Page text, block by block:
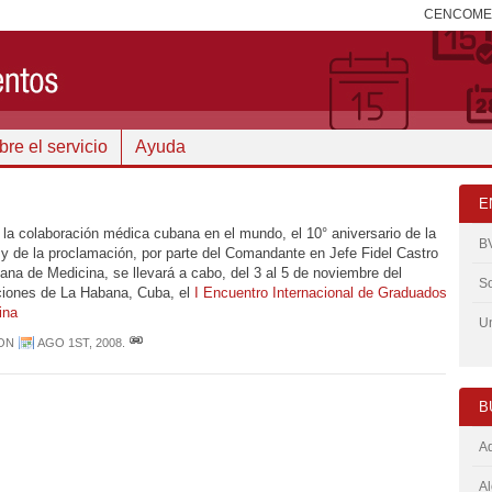
el servicio Ayuda
colaboración médica cubana en el mundo, el 10° aniversario de la
de la proclamación, por parte del Comandante en Jefe Fidel Castro
de Medicina, se llevará a cabo, del 3 al 5 de noviembre del
de La Habana, Cuba, el
I Encuentro Internacional de Graduados
AGO 1ST, 2008.